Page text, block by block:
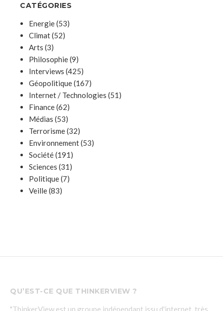
CATÉGORIES
Energie(53)
Climat(52)
Arts (3)
Philosophie(9)
Interviews (425)
Géopolitique(167)
Internet / Technologies (51)
Finance(62)
Médias (53)
Terrorisme(32)
Environnement(53)
Société(191)
Sciences (31)
Politique(7)
Veille(83)
QU’EST-CE QUE THINKERVIEW ?
"ThinkerView est un groupe indépendant issu d'internet, très